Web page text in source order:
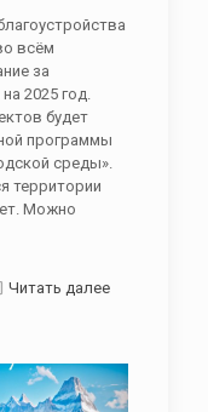
всём
за
2025 год.
будет
программы
среды».
территории
Можно
Читать далее